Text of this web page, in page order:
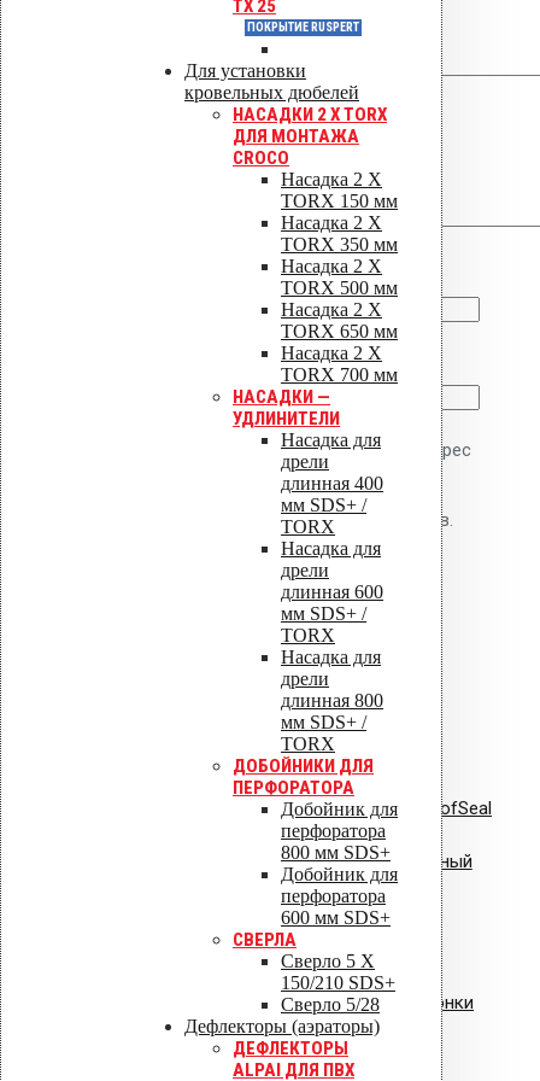
TX 25
ПОКРЫТИЕ RUSPERT
Для установки
кровельных дюбелей
НАСАДКИ 2 X TORX
ДЛЯ МОНТАЖА
CROCO
Насадка 2 X
TORX 150 мм
Насадка 2 X
TORX 350 мм
Насадка 2 X
TORX 500 мм
Насадка 2 X
TORX 650 мм
Насадка 2 X
TORX 700 мм
НАСАДКИ —
УДЛИНИТЕЛИ
Насадка для
дрели
длинная 400
мм SDS+ /
TORX
Насадка для
дрели
длинная 600
мм SDS+ /
TORX
Насадка для
дрели
длинная 800
мм SDS+ /
TORX
ДОБОЙНИКИ ДЛЯ
ПЕРФОРАТОРА
Добойник для
перфоратора
800 мм SDS+
Добойник для
перфоратора
600 мм SDS+
СВЕРЛА
Сверло 5 X
150/210 SDS+
Сверло 5/28
Дефлекторы (аэраторы)
ДЕФЛЕКТОРЫ
ALPAI ДЛЯ ПВХ
Ваша оценка
*
Сохранить моё имя, email и адрес
сайта в этом браузере для
последующих моих комментариев.
Инструкции по монтажу
Сертификаты
Технические паспорта
Каталоги
Гарантия
Инструкция по монтажу VILPE RoofSeal
Инструкция: Vilpe Velco плиточный
вентиль.pdf
Инструкция: водосточные воронки
Vilpe AM